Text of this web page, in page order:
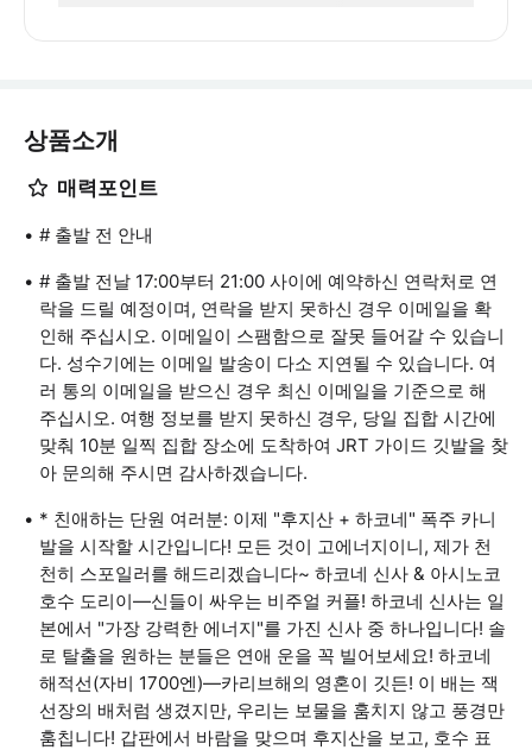
상품소개
매력포인트
# 출발 전 안내
# 출발 전날 17:00부터 21:00 사이에 예약하신 연락처로 연
락을 드릴 예정이며, 연락을 받지 못하신 경우 이메일을 확
인해 주십시오. 이메일이 스팸함으로 잘못 들어갈 수 있습니
다. 성수기에는 이메일 발송이 다소 지연될 수 있습니다. 여
러 통의 이메일을 받으신 경우 최신 이메일을 기준으로 해
주십시오. 여행 정보를 받지 못하신 경우, 당일 집합 시간에
맞춰 10분 일찍 집합 장소에 도착하여 JRT 가이드 깃발을 찾
아 문의해 주시면 감사하겠습니다.
* 친애하는 단원 여러분: 이제 "후지산 + 하코네" 폭주 카니
발을 시작할 시간입니다! 모든 것이 고에너지이니, 제가 천
천히 스포일러를 해드리겠습니다~ 하코네 신사 & 아시노코
호수 도리이—신들이 싸우는 비주얼 커플! 하코네 신사는 일
본에서 "가장 강력한 에너지"를 가진 신사 중 하나입니다! 솔
로 탈출을 원하는 분들은 연애 운을 꼭 빌어보세요! 하코네
해적선(자비 1700엔)—카리브해의 영혼이 깃든! 이 배는 잭
선장의 배처럼 생겼지만, 우리는 보물을 훔치지 않고 풍경만
훔칩니다! 갑판에서 바람을 맞으며 후지산을 보고, 호수 표